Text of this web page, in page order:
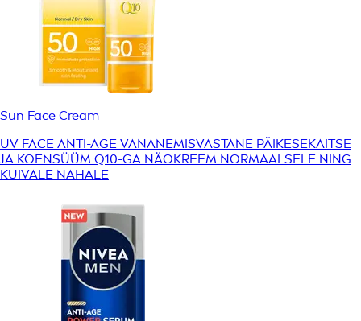
Sun Face Cream
UV FACE ANTI-AGE VANANEMISVASTANE PÄIKESEKAITSE
JA KOENSÜÜM Q10-GA NÄOKREEM NORMAALSELE NING
KUIVALE NAHALE